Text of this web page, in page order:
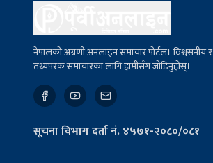
नेपालको अग्रणी अनलाइन समाचार पोर्टल। विश्वसनीय र
तथ्यपरक समाचारका लागि हामीसँग जोडिनुहोस्।
सूचना विभाग दर्ता नं. ४५७१-२०८०/०८१